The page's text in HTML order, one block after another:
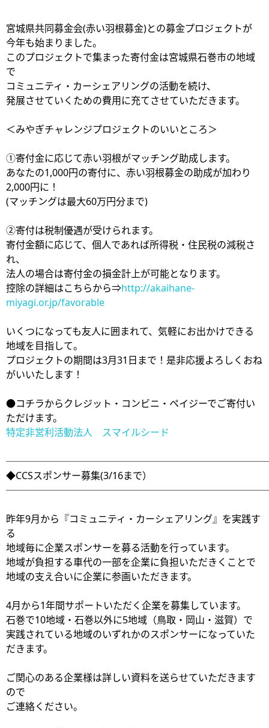
宮城県共同募金会(赤い羽根募金)との募金プロジェクトが
今年も始まりました。
このプロジェクトで集まった寄付金は宮城県石巻市の地域
で
コミュニティ・カーシェアリングの活動を続け、
発展させていくための費用に充てさせていただきます。
＜みやぎチャレンジプロジェクトのいいところ＞
①寄付金に応じて赤い羽根がマッチング助成します。
あなたの1,000円の寄付に、赤い羽根募金の助成が加わり
2,000円に！
(マッチングは最大60万円分まで)
②寄付は税制優遇が受けられます。
寄付金額に応じて、個人であれば所得税・住民税の減税さ
れ、
法人の場合は寄付金の損金計上が可能となります。
控除の詳細はこちらから⇒http://akaihane-
miyagi.or.jp/favorable
いくつになっても友人に囲まれて、気軽にお出かけできる
地域を目指して。
プロジェクトの期間は3月31日まで！是非応援よろしくおね
がいいたします！
●コチラからクレジット・コンビニ・ペイジーでご寄付い
ただけます。
特定非営利活動法人 スマイルシード
◆CCSスポンサー募集(3/16まで）
昨年9月から『コミュニティ・カーシェアリング』を実践す
る
地域毎に企業スポンサーを募る活動を行っています。
地域が負担する車代の一部を企業に負担いただきくことで
地域の支え合いに企業に参画いただきます。
4月から1年間サポートいただく企業を募集しています。
石巻で10地域・石巻以外に5地域（鳥取・岡山・滋賀）で
実践されている地域のいずれかのスポンサーになっていた
だきます。
ご関心のある企業様は詳しい資料を送らせていただきます
ので
ご連絡ください。